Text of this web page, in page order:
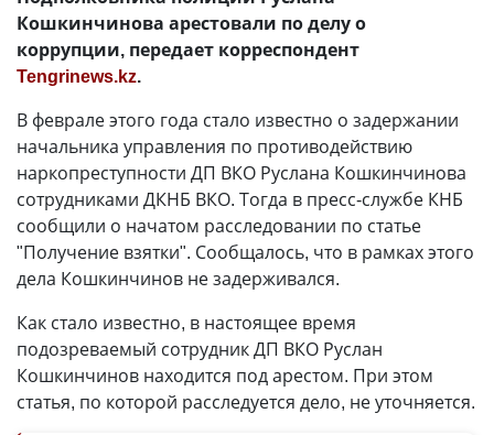
Кошкинчинова арестовали по делу о
коррупции, передает корреспондент
Tengrinews.kz.
В феврале этого года стало известно о задержании
начальника управления по противодействию
наркопреступности ДП ВКО Руслана Кошкинчинова
сотрудниками ДКНБ ВКО. Тогда в пресс-службе КНБ
сообщили о начатом расследовании по статье
"Получение взятки". Сообщалось, что в рамках этого
дела Кошкинчинов не задерживался.
Как стало известно, в настоящее время
подозреваемый сотрудник ДП ВКО Руслан
Кошкинчинов находится под арестом. При этом
статья, по которой расследуется дело, не уточняется.